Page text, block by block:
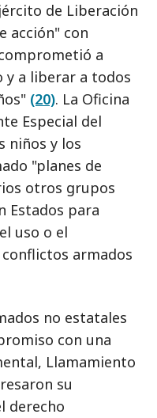
de Liberación
acción" con
a
a liberar a todos
(20). La Oficina
Especial del
niños y los
"planes de
otros grupos
Estados para
uso o el
armados
no estatales
con una
Llamamiento
su
derecho